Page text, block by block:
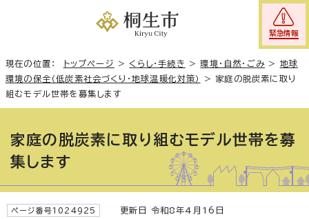
緊急情報
現在の位置： トップページ > くらし・手続き >環境・自然・ごみ > 地球
環境の保全（低炭素社会づくり・地球温暖化対策）
> 家庭の脱炭素に取り
組むモデル世帯を募集します
家庭の脱炭素に取り組むモデル世帯を募
集します
ページ番号1024925 更新日 令和8年4月16日